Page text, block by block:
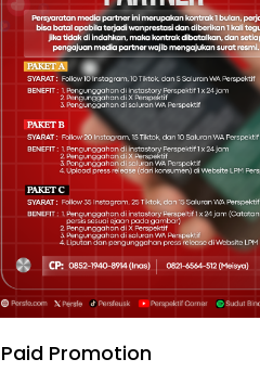
Paid Promotion